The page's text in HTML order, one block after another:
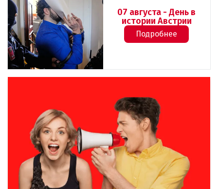
07 августа - День в
истории Австрии
Подробнее